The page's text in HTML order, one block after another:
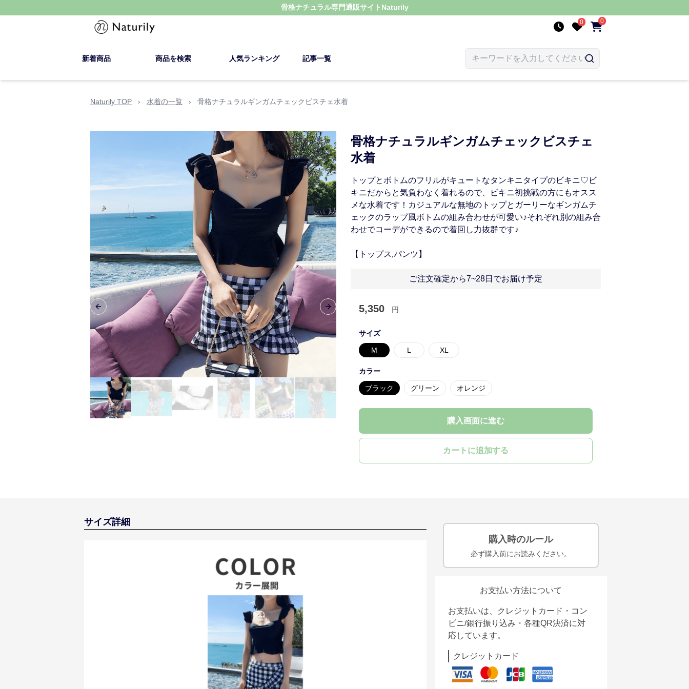
骨格ナチュラル専門通販サイト Naturily
0 0
新着商品 商品を検索 人気ランキング 記事一覧
Naturily TOP › 水着の一覧 › 骨格ナチュラルギンガムチェックビスチェ水着
Previous slide Next slide
骨格ナチュラルギンガムチェックビスチェ
水着
トップとボトムのフリルがキュートなタンキニタイプのビキニ♡ビ
キニだからと気負わなく着れるので、ビキニ初挑戦の方にもオスス
メな水着です！カジュアルな無地のトップとガーリーなギンガムチ
ェックのラップ風ボトムの組み合わせが可愛い♪それぞれ別の組み合
わせでコーデができるので着回し力抜群です♪
【トップス,パンツ】
ご注文確定から7~28日でお届け予定
5,350 円
サイズ
M L XL
カラー
ブラック グリーン オレンジ
購入画面に進む
カートに追加する
サイズ詳細
購入時のルール
必ず購入前にお読みください。
お支払い方法について
お支払いは、クレジットカード・コン
ビニ/銀行振り込み・各種QR決済に対
応しています。
クレジットカード